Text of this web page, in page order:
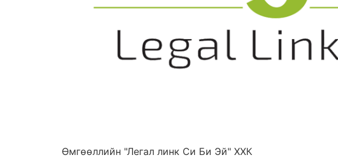
Өмгөөллийн "Легал линк Си Би Эй" ХХК